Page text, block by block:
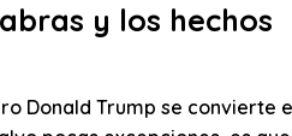
y los hechos
Donald Trump se convierte